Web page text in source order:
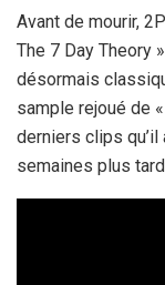
Avant de mourir,
The 7 Day Theory
désormais
sample rejoué de
derniers clips
semaines plus